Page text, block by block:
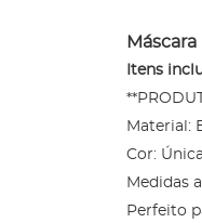
Itens
Material:
Cor:
Medidas
Perfeito